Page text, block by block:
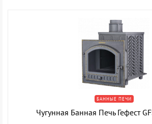
БАННЫЕ ПЕЧИ
Чугунная Банная Печь Гефест